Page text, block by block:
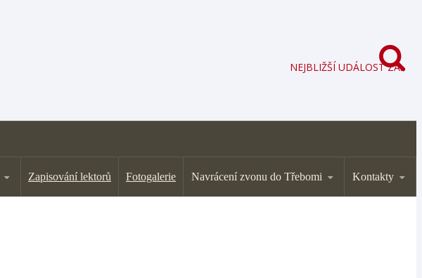
NEJBLIŽŠÍ UDÁLOST ZA:
Zapisování lektorů Fotogalerie Navrácení zvonu do Třebomi Kontakty